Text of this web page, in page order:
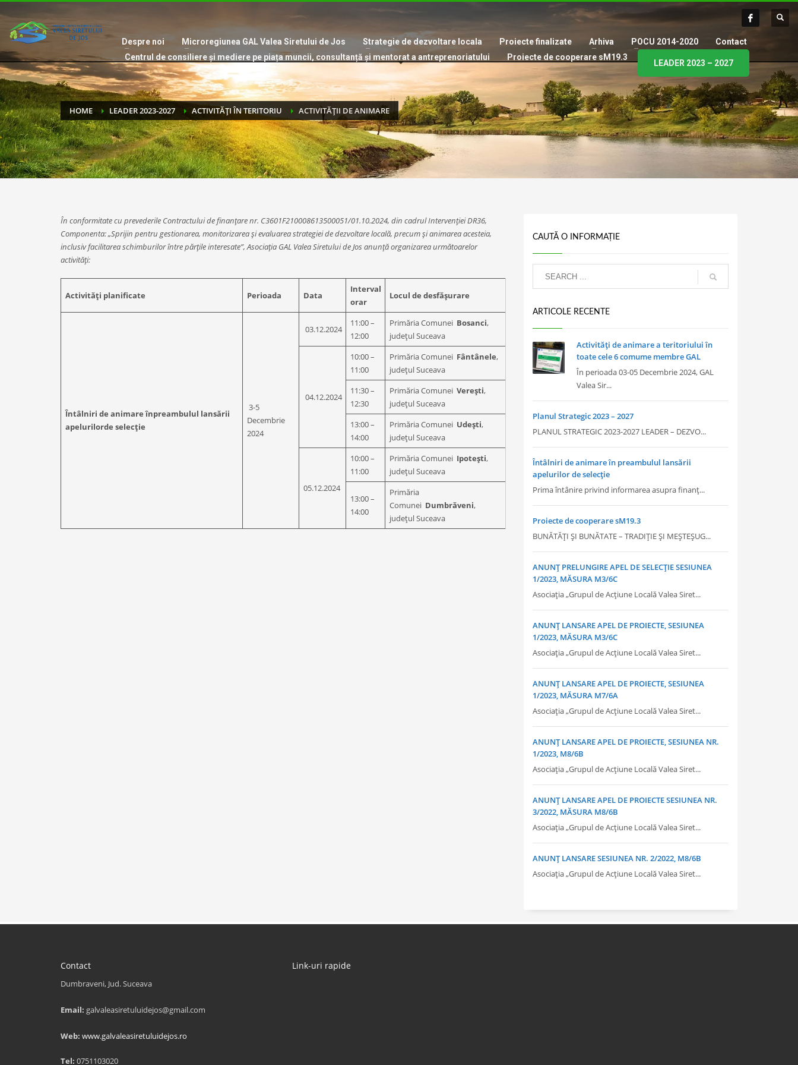
Despre noi Microregiunea GAL Valea Siretului de Jos Strategie de dezvoltare locala Proiecte finalizate Arhiva POCU 2014-2020
Contact
Centrul de consiliere și mediere pe piața muncii, consultanță și mentorat a antreprenoriatului
Proiecte de cooperare sM19.3
LEADER 2023 – 2027
HOME LEADER 2023-2027 ACTIVITĂȚI ÎN TERITORIU ACTIVITĂȚII DE ANIMARE
În conformitate cu prevederile Contractului de finanțare nr. C3601F210008613500051/01.10.2024, din cadrul Intervenției DR36,
Componenta: „Sprijin pentru gestionarea, monitorizarea și evaluarea strategiei de dezvoltare locală, precum și animarea acesteia,
inclusiv facilitarea schimburilor între părțile interesate”, Asociația GAL Valea Siretului de Jos anunță organizarea următoarelor
activități:
Activități planificate Perioada Data
Interval
orar
Locul de desfășurare
Întâlniri de animare înpreambulul lansării
apelurilorde selecție
3-5
Decembrie
2024
03.12.2024
11:00 –
12:00
Primăria Comunei Bosanci,
județul Suceava
04.12.2024
10:00 –
11:00
Primăria Comunei Fântânele,
județul Suceava
11:30 –
12:30
Primăria Comunei Verești,
județul Suceava
13:00 –
14:00
Primăria Comunei Udești,
județul Suceava
05.12.2024
10:00 –
11:00
Primăria Comunei Ipotești,
județul Suceava
13:00 –
14:00
Primăria
Comunei Dumbrăveni,
județul Suceava
CAUTĂ O INFORMAȚIE
ARTICOLE RECENTE
Activități de animare a teritoriului în
toate cele 6 comume membre GAL
În perioada 03-05 Decembrie 2024, GAL
Valea Sir...
Planul Strategic 2023 – 2027
PLANUL STRATEGIC 2023-2027 LEADER – DEZVO...
Întâlniri de animare în preambulul lansării
apelurilor de selecție
Prima întânire privind informarea asupra finanț...
Proiecte de cooperare sM19.3
BUNĂTĂȚI ȘI BUNĂTATE – TRADIȚIE ȘI MEȘTEȘUG...
ANUNȚ PRELUNGIRE APEL DE SELECȚIE SESIUNEA
1/2023, MĂSURA M3/6C
Asociația „Grupul de Acțiune Locală Valea Siret...
ANUNȚ LANSARE APEL DE PROIECTE, SESIUNEA
1/2023, MĂSURA M3/6C
Asociația „Grupul de Acțiune Locală Valea Siret...
ANUNȚ LANSARE APEL DE PROIECTE, SESIUNEA
1/2023, MĂSURA M7/6A
Asociația „Grupul de Acțiune Locală Valea Siret...
ANUNȚ LANSARE APEL DE PROIECTE, SESIUNEA NR.
1/2023, M8/6B
Asociația „Grupul de Acțiune Locală Valea Siret...
ANUNȚ LANSARE APEL DE PROIECTE SESIUNEA NR.
3/2022, MĂSURA M8/6B
Asociația „Grupul de Acțiune Locală Valea Siret...
ANUNȚ LANSARE SESIUNEA NR. 2/2022, M8/6B
Asociația „Grupul de Acțiune Locală Valea Siret...
Contact
Dumbraveni, Jud. Suceava
Email: galvaleasiretuluidejos@gmail.com
Web: www.galvaleasiretuluidejos.ro
Tel: 0751103020
Link-uri rapide